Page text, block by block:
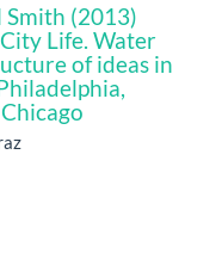
Smith (2013)
Life. Water
of ideas in